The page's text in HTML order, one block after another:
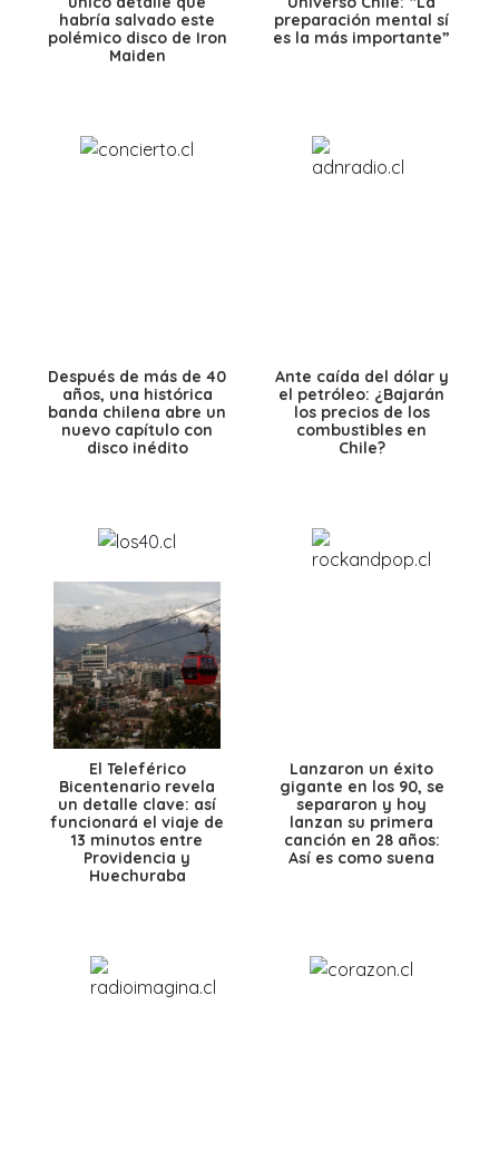
habría salvado este
polémico disco de Iron
Maiden
preparación mental sí
es la más importante”
Después de más de 40
años, una histórica
banda chilena abre un
nuevo capítulo con
disco inédito
Ante caída del dólar y
el petróleo: ¿Bajarán
los precios de los
combustibles en
Chile?
El Teleférico
Bicentenario revela
un detalle clave: así
funcionará el viaje de
13 minutos entre
Providencia y
Huechuraba
Lanzaron un éxito
gigante en los 90, se
separaron y hoy
lanzan su primera
canción en 28 años:
Así es como suena